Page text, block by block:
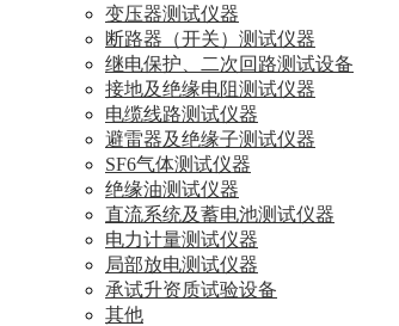
变压器测试仪器
断路器（开关）测试仪器
继电保护、二次回路测试设备
接地及绝缘电阻测试仪器
电缆线路测试仪器
避雷器及绝缘子测试仪器
SF6气体测试仪器
绝缘油测试仪器
直流系统及蓄电池测试仪器
电力计量测试仪器
局部放电测试仪器
承试升资质试验设备
其他